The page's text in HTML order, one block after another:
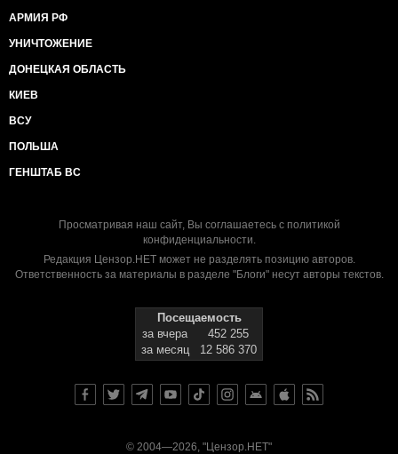
АРМИЯ РФ
УНИЧТОЖЕНИЕ
ДОНЕЦКАЯ ОБЛАСТЬ
КИЕВ
ВСУ
ПОЛЬША
ГЕНШТАБ ВС
Просматривая наш сайт, Вы соглашаетесь с политикой
конфиденциальности.
Редакция Цензор.НЕТ может не разделять позицию авторов.
Ответственность за материалы в разделе "Блоги" несут авторы текстов.
Посещаемость
за вчера
452 255
за месяц
12 586 370
© 2004—2026, "Цензор.НЕТ"